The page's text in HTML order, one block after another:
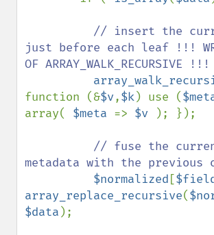
// insert the
just before each leaf !!!
OF ARRAY_WALK_RECURSIVE !!!
function (&$v,$k) use (
array( $meta => $v ); });
// fuse the
metadata with the previous
$normalized [
array_replace_recursive(
$data );